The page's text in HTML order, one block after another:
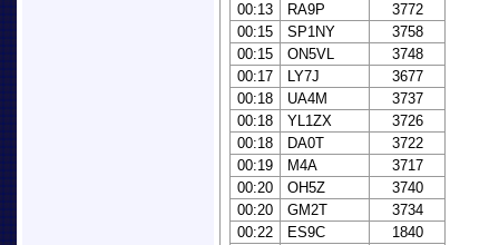
00:13
RA9P
3772
00:15
SP1NY
3758
00:15
ON5VL
3748
00:17
LY7J
3677
00:18
UA4M
3737
00:18
YL1ZX
3726
00:18
DA0T
3722
00:19
M4A
3717
00:20
OH5Z
3740
00:20
GM2T
3734
00:22
ES9C
1840